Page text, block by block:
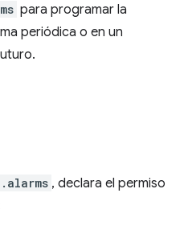
para programar la
periódica o en un
, declara el permiso